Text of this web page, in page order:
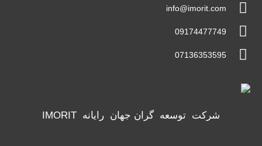
info@imorit.com
09174477749
07136353595
شرکت توسعه گران جهان رایانه IMORIT